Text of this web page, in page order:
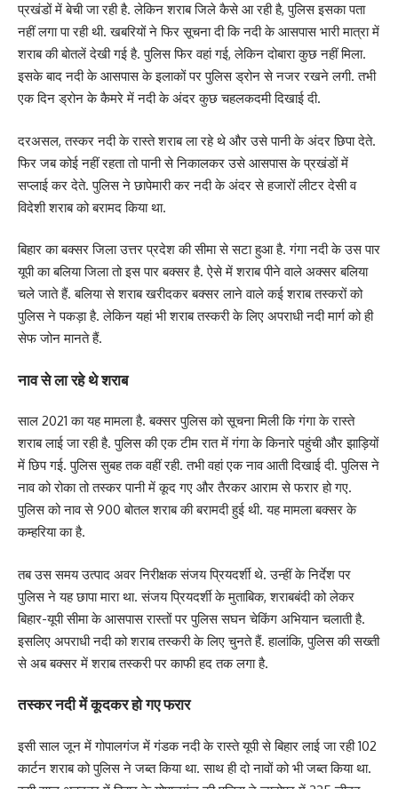
प्रखंडों में बेची जा रही है. लेकिन शराब जिले कैसे आ रही है, पुलिस इसका पता
नहीं लगा पा रही थी. खबरियों ने फिर सूचना दी कि नदी के आसपास भारी मात्रा में
शराब की बोतलें देखी गई है. पुलिस फिर वहां गई, लेकिन दोबारा कुछ नहीं मिला.
इसके बाद नदी के आसपास के इलाकों पर पुलिस ड्रोन से नजर रखने लगी. तभी
एक दिन ड्रोन के कैमरे में नदी के अंदर कुछ चहलकदमी दिखाई दी.
दरअसल, तस्कर नदी के रास्ते शराब ला रहे थे और उसे पानी के अंदर छिपा देते.
फिर जब कोई नहीं रहता तो पानी से निकालकर उसे आसपास के प्रखंडों में
सप्लाई कर देते. पुलिस ने छापेमारी कर नदी के अंदर से हजारों लीटर देसी व
विदेशी शराब को बरामद किया था.
बिहार का बक्सर जिला उत्तर प्रदेश की सीमा से सटा हुआ है. गंगा नदी के उस पार
यूपी का बलिया जिला तो इस पार बक्सर है. ऐसे में शराब पीने वाले अक्सर बलिया
चले जाते हैं. बलिया से शराब खरीदकर बक्सर लाने वाले कई शराब तस्करों को
पुलिस ने पकड़ा है. लेकिन यहां भी शराब तस्करी के लिए अपराधी नदी मार्ग को ही
सेफ जोन मानते हैं.
नाव से ला रहे थे शराब
साल 2021 का यह मामला है. बक्सर पुलिस को सूचना मिली कि गंगा के रास्ते
शराब लाई जा रही है. पुलिस की एक टीम रात में गंगा के किनारे पहुंची और झाड़ियों
में छिप गई. पुलिस सुबह तक वहीं रही. तभी वहां एक नाव आती दिखाई दी. पुलिस ने
नाव को रोका तो तस्कर पानी में कूद गए और तैरकर आराम से फरार हो गए.
पुलिस को नाव से 900 बोतल शराब की बरामदी हुई थी. यह मामला बक्सर के
कम्हरिया का है.
तब उस समय उत्पाद अवर निरीक्षक संजय प्रियदर्शी थे. उन्हीं के निर्देश पर
पुलिस ने यह छापा मारा था. संजय प्रियदर्शी के मुताबिक, शराबबंदी को लेकर
बिहार-यूपी सीमा के आसपास रास्तों पर पुलिस सघन चेकिंग अभियान चलाती है.
इसलिए अपराधी नदी को शराब तस्करी के लिए चुनते हैं. हालांकि, पुलिस की सख्ती
से अब बक्सर में शराब तस्करी पर काफी हद तक लगा है.
तस्कर नदी में कूदकर हो गए फरार
इसी साल जून में गोपालगंज में गंडक नदी के रास्ते यूपी से बिहार लाई जा रही 102
कार्टन शराब को पुलिस ने जब्त किया था. साथ ही दो नावों को भी जब्त किया था.